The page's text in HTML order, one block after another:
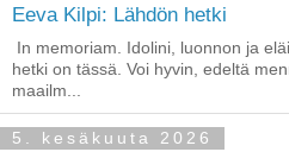
Eeva Kilpi: Lähdön hetki
In memoriam. Idolini, luonnon ja
hetki on tässä. Voi hyvin, edeltä
maailm...
5. kesäkuuta 2026